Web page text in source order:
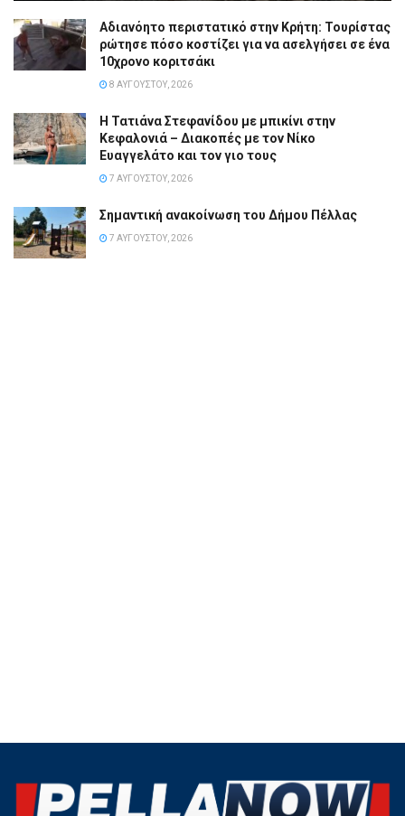
Αδιανόητο περιστατικό στην Κρήτη: Τουρίστας
ρώτησε πόσο κοστίζει για να ασελγήσει σε ένα
10χρονο κοριτσάκι
8 ΑΥΓΟΎΣΤΟΥ, 2026
Η Τατιάνα Στεφανίδου με μπικίνι στην
Κεφαλονιά – Διακοπές με τον Νίκο
Ευαγγελάτο και τον γιο τους
7 ΑΥΓΟΎΣΤΟΥ, 2026
Σημαντική ανακοίνωση του Δήμου Πέλλας
7 ΑΥΓΟΎΣΤΟΥ, 2026